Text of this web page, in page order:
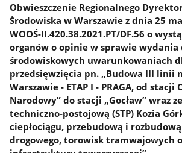
Obwieszczenie Regionalnego
Środowiska w Warszawie z dnia 25
WOOŚ-II.420.38.2021.PT/DF.56 o
organów o opinie w sprawie wydania
środowiskowych uwarunkowaniach
przedsięwzięcia pn. „Budowa III linii
Warszawie - ETAP I - PRAGA, od stacji
Narodowy” do stacji „Gocław” wraz
techniczno-postojową (STP) Kozia
ciepłociągu, przebudową i
drogowego, torowisk tramwajowych